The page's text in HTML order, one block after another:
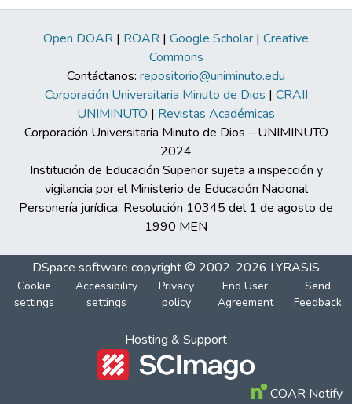
Open DOAR | ROAR | Google Scholar | Creative
Commons
Contáctanos: repositorio@uniminuto.edu
Corporación Universitaria Minuto de Dios | CRAII
UNIMINUTO | Revistas Académicas
Corporación Universitaria Minuto de Dios – UNIMINUTO
2024
Institución de Educación Superior sujeta a inspección y
vigilancia por el Ministerio de Educación Nacional
Personería jurídica: Resolución 10345 del 1 de agosto de
1990 MEN
DSpace software copyright © 2002-2026 LYRASIS
Cookie
settings
Accessibility
settings
Privacy
policy
End User
Agreement
Send
Feedback
Hosting & Support
COAR Notify